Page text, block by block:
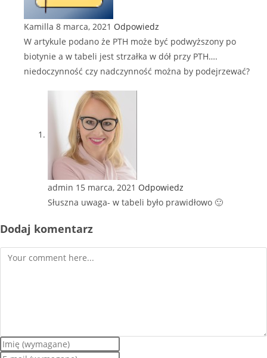
Kamilla 8 marca, 2021 Odpowiedz
W artykule podano że PTH może być podwyższony po
biotynie a w tabeli jest strzałka w dół przy PTH….
niedoczynność czy nadczynność można by podejrzewać?
admin 15 marca, 2021 Odpowiedz
Słuszna uwaga- w tabeli było prawidłowo 🙂
Dodaj komentarz